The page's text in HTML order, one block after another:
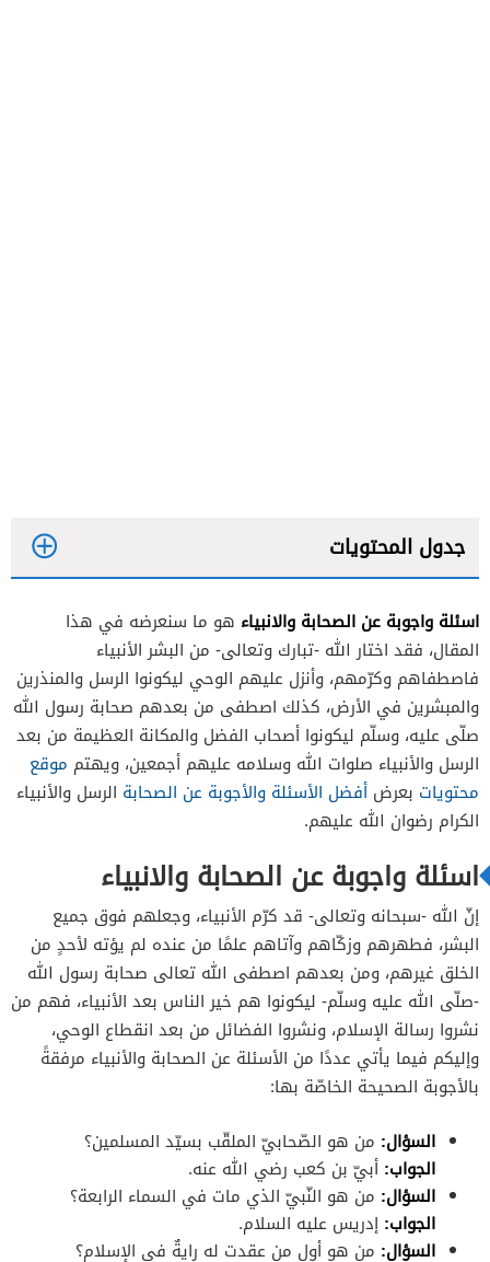
جدول المحتويات
اسئلة واجوبة عن الصحابة
اسئلة واجوبة عن الانبياء
اسئلة واجوبة عن الصحابة والانبياء هو ما سنعرضه في هذا
المقال، فقد اختار الله -تبارك وتعالى- من البشر الأنبياء
فاصطفاهم وكرّمهم، وأنزل عليهم الوحي ليكونوا الرسل والمنذرين
والمبشرين في الأرض، كذلك اصطفى من بعدهم صحابة رسول الله
صلّى عليه، وسلّم ليكونوا أصحاب الفضل والمكانة العظيمة من بعد
الرسل والأنبياء صلوات الله وسلامه عليهم أجمعين، ويهتم موقع
محتويات بعرض أفضل الأسئلة والأجوبة عن الصحابة الرسل والأنبياء
الكرام رضوان الله عليهم.
اسئلة واجوبة عن الصحابة والانبياء
إنّ الله -سبحانه وتعالى- قد كرّم الأنبياء، وجعلهم فوق جميع
البشر، فطهرهم وزكّاهم وآتاهم علمًا من عنده لم يؤته لأحدٍ من
الخلق غيرهم، ومن بعدهم اصطفى الله تعالى صحابة رسول الله
-صلّى الله عليه وسلّم- ليكونوا هم خير الناس بعد الأنبياء، فهم من
نشروا رسالة الإسلام، ونشروا الفضائل من بعد انقطاع الوحي،
وإليكم فيما يأتي عددًا من الأسئلة عن الصحابة والأنبياء مرفقةً
بالأجوبة الصحيحة الخاصّة بها:
السؤال: من هو الصّحابيّ الملقّب بسيّد المسلمين؟
الجواب: أبيّ بن كعب رضي الله عنه.
السؤال: من هو النّبيّ الذي مات في السماء الرابعة؟
الجواب: إدريس عليه السلام.
السؤال: من هو أول من عقدت له رايةٌ في الإسلام؟